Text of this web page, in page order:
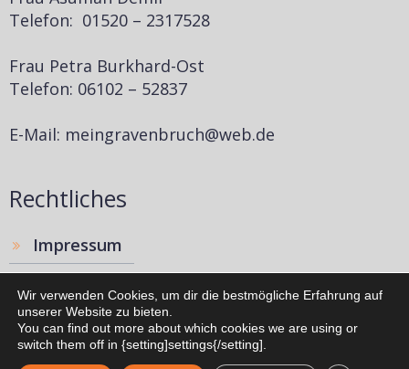
Telefon: 01520 – 2317528
Frau Petra Burkhard-Ost
Telefon: 06102 – 52837
E-Mail: meingravenbruch@web.de
Rechtliches
Impressum
Disclaimer
Datenschutz
Wir verwenden Cookies, um dir die bestmögliche Erfahrung auf
unserer Website zu bieten.
You can find out more about which cookies we are using or
switch them off in {setting]settings{/setting].